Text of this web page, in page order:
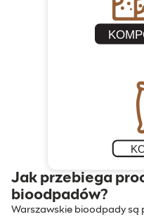
Jak przebiega
bioodpadów?
Warszawskie bioodpady są